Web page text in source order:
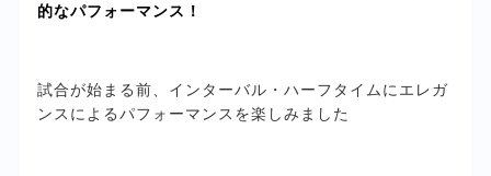
的なパフォーマンス！
試合が始まる前、インターバル・ハーフタイムにエレガ
ンスによるパフォーマンスを楽しみました